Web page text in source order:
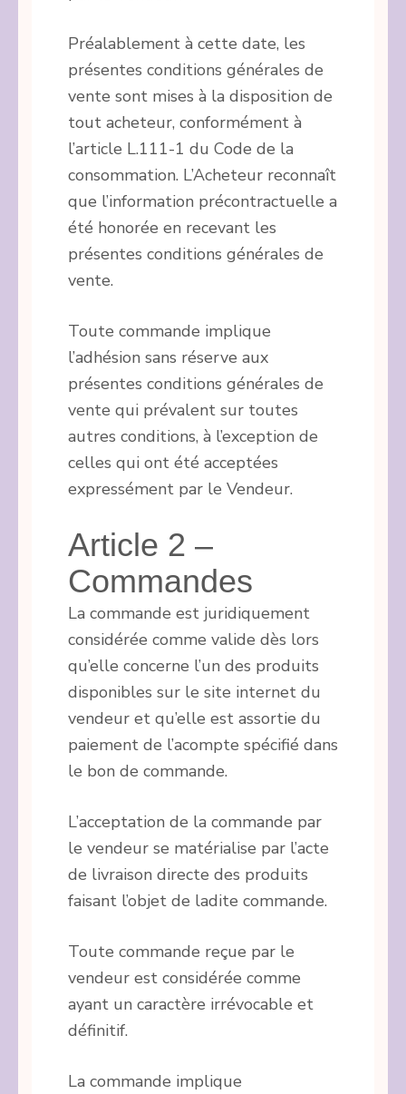
Préalablement à cette date, les
présentes conditions générales de
vente sont mises à la disposition de
tout acheteur, conformément à
l’article L.111-1 du Code de la
consommation. L’Acheteur reconnaît
que l’information précontractuelle a
été honorée en recevant les
présentes conditions générales de
vente.
Toute commande implique
l’adhésion sans réserve aux
présentes conditions générales de
vente qui prévalent sur toutes
autres conditions, à l’exception de
celles qui ont été acceptées
expressément par le Vendeur.
Article 2 –
Commandes
La commande est juridiquement
considérée comme valide dès lors
qu’elle concerne l’un des produits
disponibles sur le site internet du
vendeur et qu’elle est assortie du
paiement de l’acompte spécifié dans
le bon de commande.
L’acceptation de la commande par
le vendeur se matérialise par l’acte
de livraison directe des produits
faisant l’objet de ladite commande.
Toute commande reçue par le
vendeur est considérée comme
ayant un caractère irrévocable et
définitif.
La commande implique